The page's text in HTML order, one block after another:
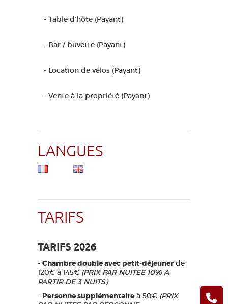
- Table d'hôte (Payant)
- Bar / buvette (Payant)
- Location de vélos (Payant)
- Vente à la propriété (Payant)
LANGUES
TARIFS
TARIFS 2026
- Chambre double avec petit-déjeuner de
120€ à 145€ (PRIX PAR NUITEE 10% A
PARTIR DE 3 NUITS)
- Personne supplémentaire à 50€ (PRIX